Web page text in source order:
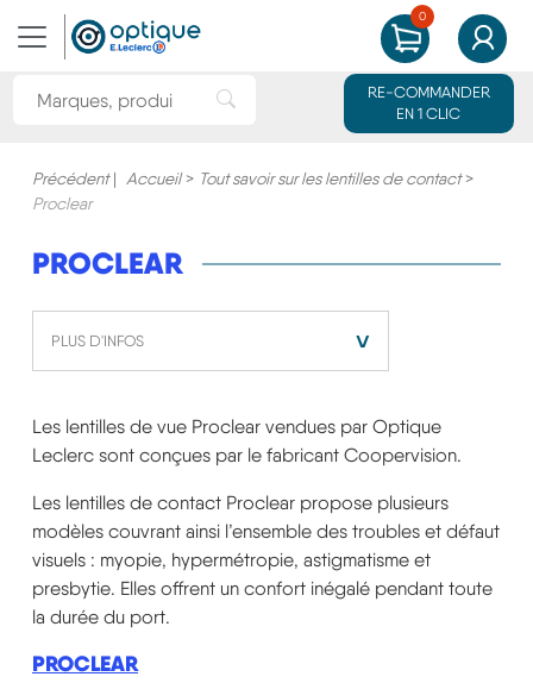
Rechercher une marque ou un produit
RE-COMMANDER
EN 1 CLIC
0
MON PANIER
Précédent| Accueil > Tout savoir sur les lentilles de contact >
Proclear
PROCLEAR
PLUS D'INFOS ˅
Les lentilles de vue Proclear vendues par Optique
Leclerc sont conçues par le fabricant Coopervision.
Les lentilles de contact Proclear propose plusieurs
modèles couvrant ainsi l’ensemble des troubles et défaut
visuels : myopie, hypermétropie, astigmatisme et
presbytie. Elles offrent un confort inégalé pendant toute
la durée du port.
PROCLEAR